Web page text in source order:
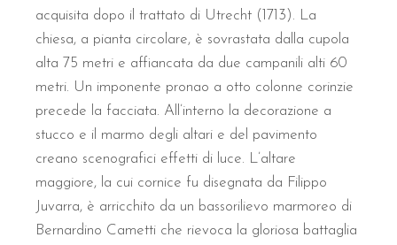
acquisita dopo il trattato di Utrecht (1713). La
chiesa, a pianta circolare, è sovrastata dalla cupola
alta 75 metri e affiancata da due campanili alti 60
metri. Un imponente pronao a otto colonne corinzie
precede la facciata. All’interno la decorazione a
stucco e il marmo degli altari e del pavimento
creano scenografici effetti di luce. L’altare
maggiore, la cui cornice fu disegnata da Filippo
Juvarra, è arricchito da un bassorilievo marmoreo di
Bernardino Cametti che rievoca la gloriosa battaglia